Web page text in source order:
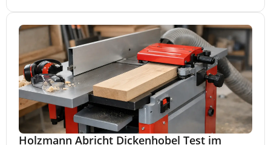
Holzmann Abricht Dickenhobel Test im